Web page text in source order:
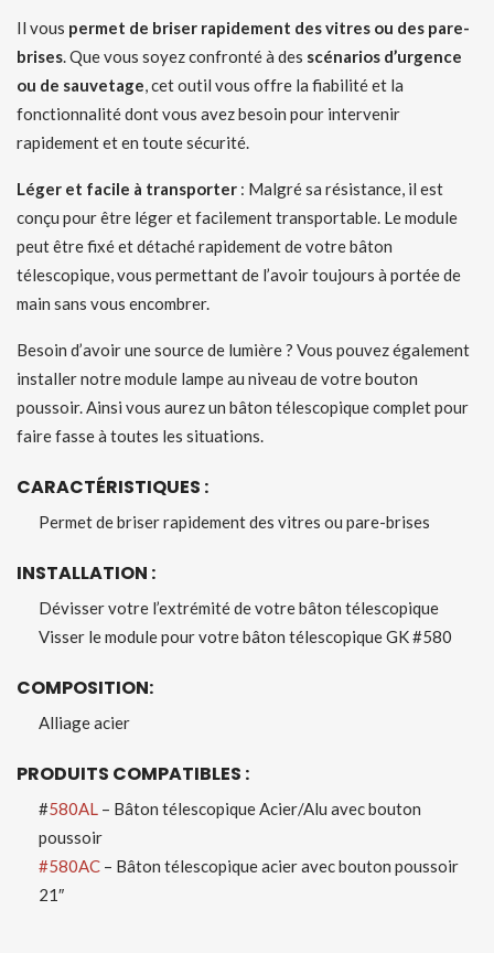
Il vous permet de briser rapidement des vitres ou des pare-
brises. Que vous soyez confronté à des scénarios d’urgence
ou de sauvetage, cet outil vous offre la fiabilité et la
fonctionnalité dont vous avez besoin pour intervenir
rapidement et en toute sécurité.
Léger et facile à transporter : Malgré sa résistance, il est
conçu pour être léger et facilement transportable. Le module
peut être fixé et détaché rapidement de votre bâton
télescopique, vous permettant de l’avoir toujours à portée de
main sans vous encombrer.
Besoin d’avoir une source de lumière ? Vous pouvez également
installer notre module lampe au niveau de votre bouton
poussoir. Ainsi vous aurez un bâton télescopique complet pour
faire fasse à toutes les situations.
CARACTÉRISTIQUES :
Permet de briser rapidement des vitres ou pare-brises
INSTALLATION :
Dévisser votre l’extrémité de votre bâton télescopique
Visser le module pour votre bâton télescopique GK #580
COMPOSITION:
Alliage acier
PRODUITS COMPATIBLES :
#580AL – Bâton télescopique Acier/Alu avec bouton
poussoir
#580AC – Bâton télescopique acier avec bouton poussoir
21″